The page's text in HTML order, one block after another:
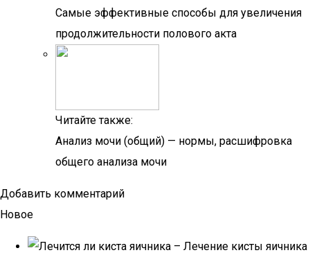
Самые эффективные способы для увеличения
продолжительности полового акта
Читайте также:
Анализ мочи (общий) — нормы, расшифровка
общего анализа мочи
Добавить комментарий
Новое